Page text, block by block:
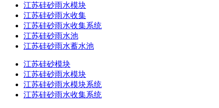
江苏硅砂雨水模块
江苏硅砂雨水收集
江苏硅砂雨水收集系统
江苏硅砂雨水池
江苏硅砂雨水蓄水池
江苏硅砂模块
江苏硅砂雨水模块
江苏硅砂雨水模块系统
江苏硅砂雨水收集系统